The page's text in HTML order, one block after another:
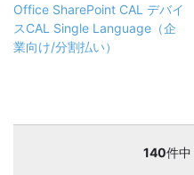
Office SharePoint CAL デバイ
スCAL Single Language（企
業向け/分割払い）
140件中